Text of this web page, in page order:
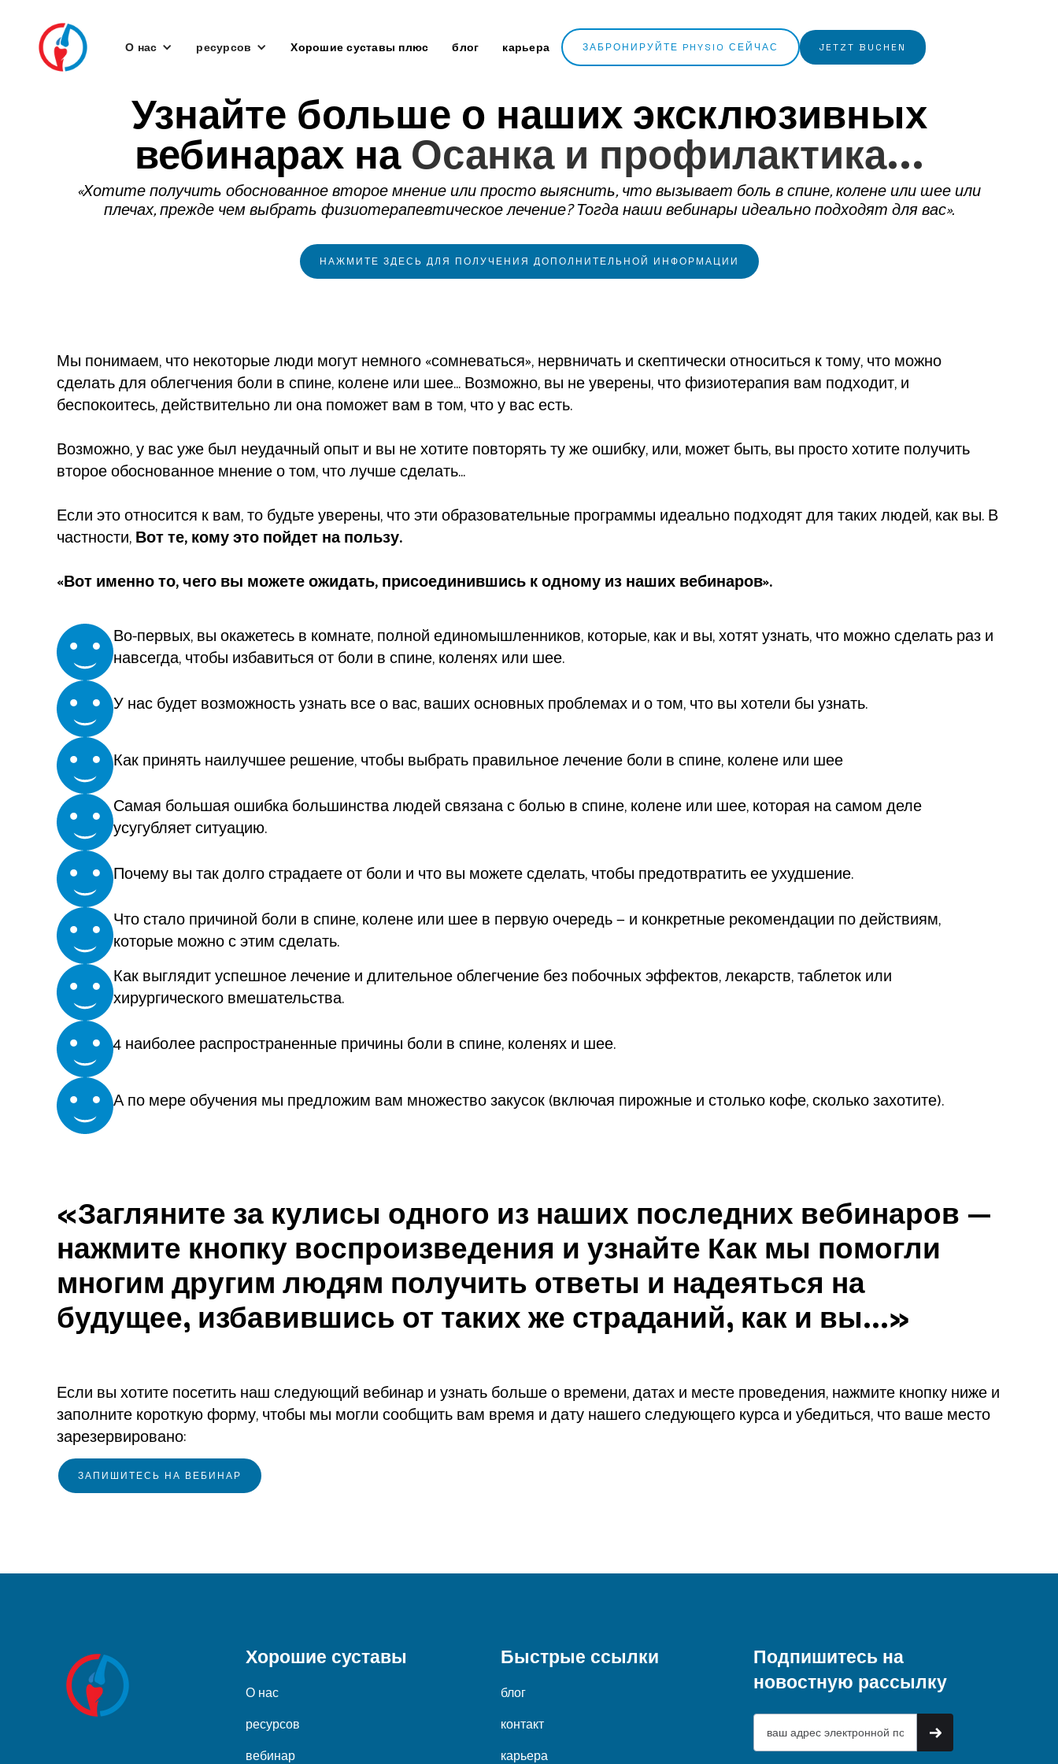
О нас ресурсов Хорошие суставы плюс блог карьера ЗАБРОНИРУЙТЕ PHYSIO СЕЙЧАС JETZT BUCHEN
Узнайте больше о наших эксклюзивных
вебинарах на Осанка и профилактика...
«Хотите получить обоснованное второе мнение или просто выяснить, что вызывает боль в спине, колене или шее или
плечах, прежде чем выбрать физиотерапевтическое лечение? Тогда наши вебинары идеально подходят для вас».
НАЖМИТЕ ЗДЕСЬ ДЛЯ ПОЛУЧЕНИЯ ДОПОЛНИТЕЛЬНОЙ ИНФОРМАЦИИ
Мы понимаем, что некоторые люди могут немного «сомневаться», нервничать и скептически относиться к тому, что можно
сделать для облегчения боли в спине, колене или шее... Возможно, вы не уверены, что физиотерапия вам подходит, и
беспокоитесь, действительно ли она поможет вам в том, что у вас есть.
Возможно, у вас уже был неудачный опыт и вы не хотите повторять ту же ошибку, или, может быть, вы просто хотите получить
второе обоснованное мнение о том, что лучше сделать...
Если это относится к вам, то будьте уверены, что эти образовательные программы идеально подходят для таких людей, как вы. В
частности,Вот те, кому это пойдет на пользу.
«Вот именно то, чего вы можете ожидать, присоединившись к одному из наших вебинаров».
Во-первых, вы окажетесь в комнате, полной единомышленников, которые, как и вы, хотят узнать, что можно сделать раз и
навсегда, чтобы избавиться от боли в спине, коленях или шее.
У нас будет возможность узнать все о вас, ваших основных проблемах и о том, что вы хотели бы узнать.
Как принять наилучшее решение, чтобы выбрать правильное лечение боли в спине, колене или шее
Самая большая ошибка большинства людей связана с болью в спине, колене или шее, которая на самом деле
усугубляет ситуацию.
Почему вы так долго страдаете от боли и что вы можете сделать, чтобы предотвратить ее ухудшение.
Что стало причиной боли в спине, колене или шее в первую очередь — и конкретные рекомендации по действиям,
которые можно с этим сделать.
Как выглядит успешное лечение и длительное облегчение без побочных эффектов, лекарств, таблеток или
хирургического вмешательства.
4 наиболее распространенные причины боли в спине, коленях и шее.
А по мере обучения мы предложим вам множество закусок (включая пирожные и столько кофе, сколько захотите).
«Загляните за кулисы одного из наших последних вебинаров —
нажмите кнопку воспроизведения и узнайте Как мы помогли
многим другим людям получить ответы и надеяться на
будущее, избавившись от таких же страданий, как и вы...»
Если вы хотите посетить наш следующий вебинар и узнать больше о времени, датах и месте проведения, нажмите кнопку ниже и
заполните короткую форму, чтобы мы могли сообщить вам время и дату нашего следующего курса и убедиться, что ваше место
зарезервировано:
ЗАПИШИТЕСЬ НА ВЕБИНАР
Хорошие суставы
О нас
ресурсов
вебинар
Быстрые ссылки
блог
контакт
карьера
Подпишитесь на
новостную рассылку